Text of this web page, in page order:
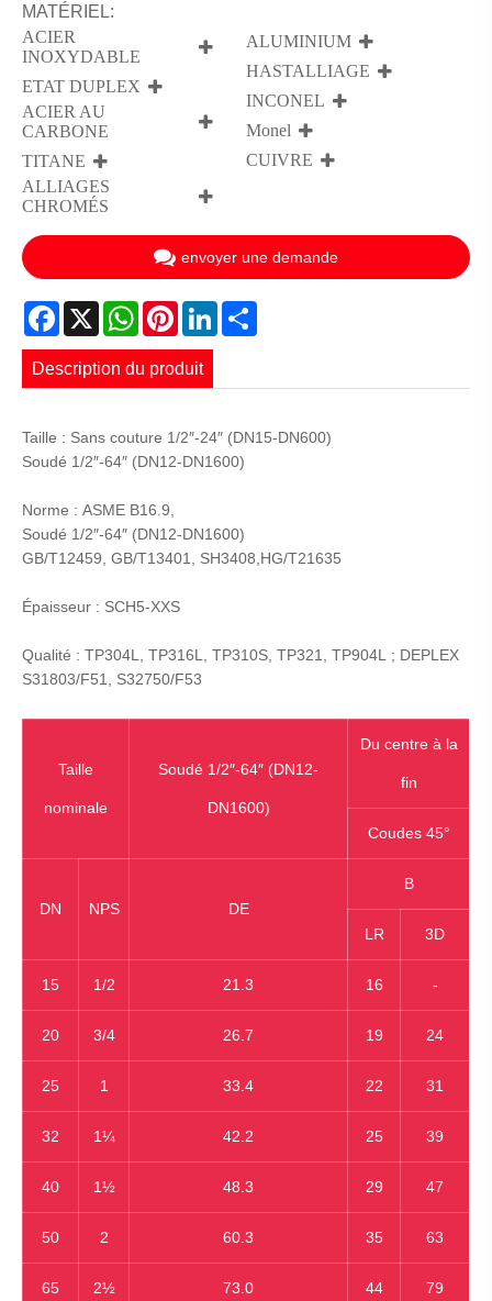
MATÉRIEL:
ACIER
INOXYDABLE
ETAT DUPLEX
ACIER AU
CARBONE
TITANE
ALLIAGES
CHROMÉS
ALUMINIUM
HASTALLIAGE
INCONEL
Monel
CUIVRE
envoyer une demande
Facebook
X WhatsApp
PinterestLinkedIn
Description du produit
Taille : Sans couture 1/2″-24″ (DN15-DN600)
Soudé 1/2″-64″ (DN12-DN1600)
Norme : ASME B16.9,
Soudé 1/2″-64″ (DN12-DN1600)
GB/T12459, GB/T13401, SH3408,HG/T21635
Épaisseur : SCH5-XXS
Qualité : TP304L, TP316L, TP310S, TP321, TP904L ; DEPLEX
S31803/F51, S32750/F53
Taille
nominale
Soudé 1/2″-64″ (DN12-
DN1600)
Du centre à la
fin
Coudes 45°
DN NPS DE
B
LR 3D
15 1/2 21.3 16 -
20 3/4 26.7 19 24
25 1 33.4 22 31
32 1¼ 42.2 25 39
40 1½ 48.3 29 47
50 2 60.3 35 63
65 2½ 73.0 44 79